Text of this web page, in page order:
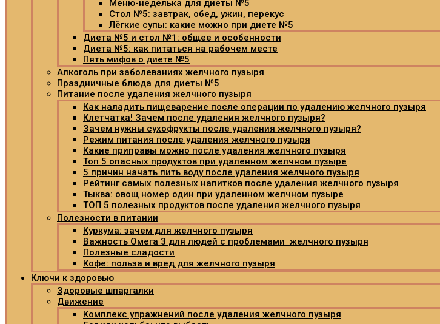
Меню-неделька для диеты №5
Стол №5: завтрак, обед, ужин, перекус
Лёгкие супы: какие можно при диете №5
Диета №5 и стол №1: общее и особенности
Диета №5: как питаться на рабочем месте
Пять мифов о диете №5
Алкоголь при заболеваниях желчного пузыря
Праздничные блюда для диеты №5
Питание после удаления желчного пузыря
Как наладить пищеварение после операции по удалению желчного пузыря
Клетчатка! Зачем после удаления желчного пузыря?
Зачем нужны сухофрукты после удаления желчного пузыря?
Режим питания после удаления желчного пузыря
Какие приправы можно после удаления желчного пузыря
Топ 5 опасных продуктов при удаленном желчном пузыре
5 причин начать пить воду после удаления желчного пузыря
Рейтинг самых полезных напитков после удаления желчного пузыря
Тыква: овощ номер один при удаленном желчном пузыре
ТОП 5 полезных продуктов после удаления желчного пузыря
Полезности в питании
Куркума: зачем для желчного пузыря
Важность Омега 3 для людей с проблемами желчного пузыря
Полезные сладости
Кофе: польза и вред для желчного пузыря
Ключи к здоровью
Здоровые шпаргалки
Движение
Комплекс упражнений после удаления желчного пузыря